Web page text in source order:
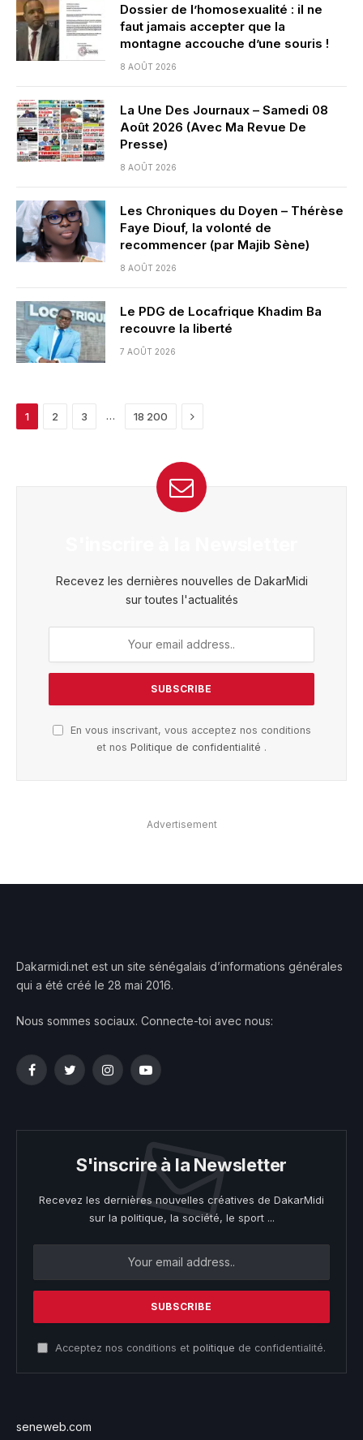
Dossier de l’homosexualité : il ne
faut jamais accepter que la
montagne accouche d’une souris !
8 AOÛT 2026
La Une Des Journaux – Samedi 08
Août 2026 (Avec Ma Revue De
Presse)
8 AOÛT 2026
Les Chroniques du Doyen – Thérèse
Faye Diouf, la volonté de
recommencer (par Majib Sène)
8 AOÛT 2026
Le PDG de Locafrique Khadim Ba
recouvre la liberté
7 AOÛT 2026
1 2 3 … 18 200 Next
Recevez les dernières nouvelles de DakarMidi
sur toutes l'actualités
En vous inscrivant, vous acceptez nos conditions
et nos Politique de confidentialité .
Advertisement
Dakarmidi.net est un site sénégalais d’informations générales
qui a été créé le 28 mai 2016.
Nous sommes sociaux. Connecte-toi avec nous:
FacebookTwitterInstagramYouTube
S'inscrire à la Newsletter
Recevez les dernières nouvelles créatives de DakarMidi
sur la politique, la société, le sport ...
Acceptez nos conditions et politique de confidentialité.
seneweb.com